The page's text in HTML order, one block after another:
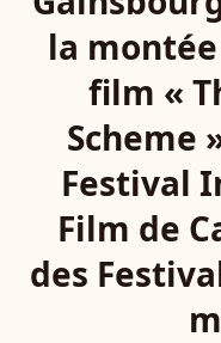
la
film «
Scheme
Festival
Film de
des